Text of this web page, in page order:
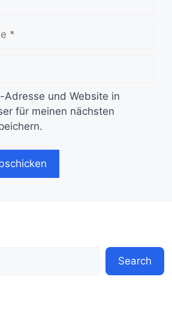
Adresse und Website in
für meinen nächsten
Search